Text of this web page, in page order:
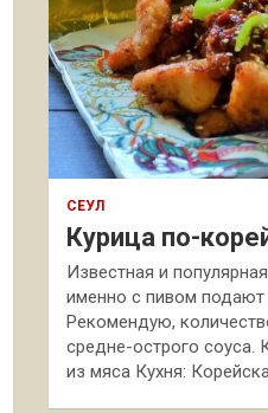
СЕУЛ
Курица по-
Известная и
именно с пивом подают
Рекомендую,
средне-острого соуса.
из мяса Кухня: